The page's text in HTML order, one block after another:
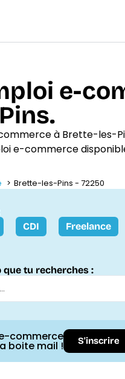
e-
à Brette-les-
e-commerce
Brette-les-Pins - 72250
CDI Freelance
tu recherches :
commerce
boite mail ! S'inscrire